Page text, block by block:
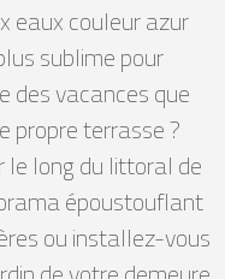
eaux couleur azur
sublime pour
des vacances que
propre terrasse ?
le long du littoral de
époustouflant
ou installez-vous